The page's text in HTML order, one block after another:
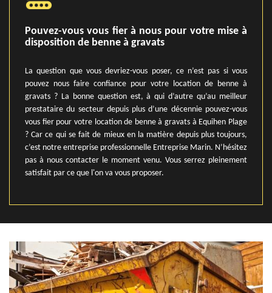
Pouvez-vous vous fier à nous pour votre mise à
disposition de benne à gravats
La question que vous devriez-vous poser, ce n’est pas si vous
pouvez nous faire confiance pour votre location de benne à
gravats ? La bonne question est, à qui d’autre qu’au meilleur
prestataire du secteur depuis plus d’une décennie pouvez-vous
vous fier pour votre location de benne à gravats à Equihen Plage
? Car ce qui se fait de mieux en la matière depuis plus toujours,
c’est notre entreprise professionnelle Entreprise Marin. N’hésitez
pas à nous contacter le moment venu. Vous serrez pleinement
satisfait par ce que l'on va vous proposer.